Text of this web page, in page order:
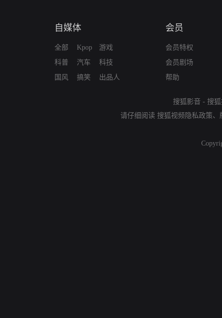
自媒体
全部
科普
国风
Kpop
汽车
搞笑
游戏
科技
出品人
会员
会员特权
会员剧场
帮助
搜狐影音 - 搜
请仔细阅读 搜狐视频隐私政策、